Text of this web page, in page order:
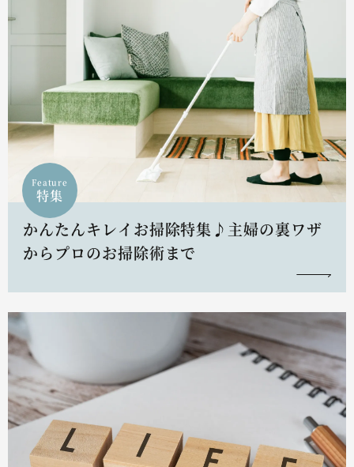
Feature
特集
かんたんキレイお掃除特集♪主婦の裏ワザ
からプロのお掃除術まで